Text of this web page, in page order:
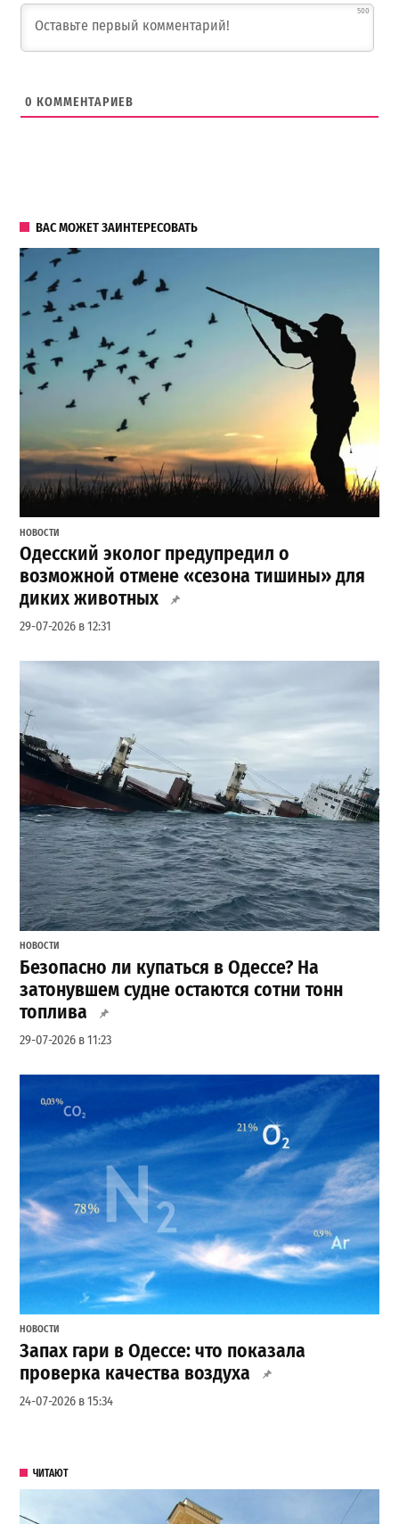
500
0 КОММЕНТАРИЕВ
ВАС МОЖЕТ ЗАИНТЕРЕСОВАТЬ
НОВОСТИ
Одесский эколог предупредил о
возможной отмене «сезона тишины» для
диких животных
29-07-2026 в 12:31
НОВОСТИ
Безопасно ли купаться в Одессе? На
затонувшем судне остаются сотни тонн
топлива
29-07-2026 в 11:23
НОВОСТИ
Запах гари в Одессе: что показала
проверка качества воздуха
24-07-2026 в 15:34
ЧИТАЮТ